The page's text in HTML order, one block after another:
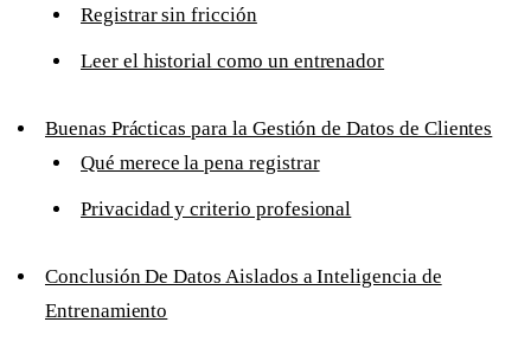
Registrar sin fricción
Leer el historial como un entrenador
Buenas Prácticas para la Gestión de Datos de Clientes
Qué merece la pena registrar
Privacidad y criterio profesional
Conclusión De Datos Aislados a Inteligencia de
Entrenamiento